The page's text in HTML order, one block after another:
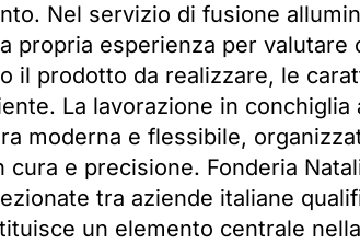
Nel servizio di fusione
propria esperienza per valutare
il prodotto da realizzare, le
La lavorazione in
moderna e flessibile,
e precisione. Fonderia
tra aziende italiane
un elemento centrale